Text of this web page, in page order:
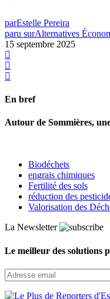
parEstelle Pereira
paru surAlternatives
15 septembre 2025
En bref
Autour de Sommières,
Biodéchets
engrais chimiques
Fertilité des sols
réduction des
Valorisation des
La Newsletter
Le meilleur des solutions